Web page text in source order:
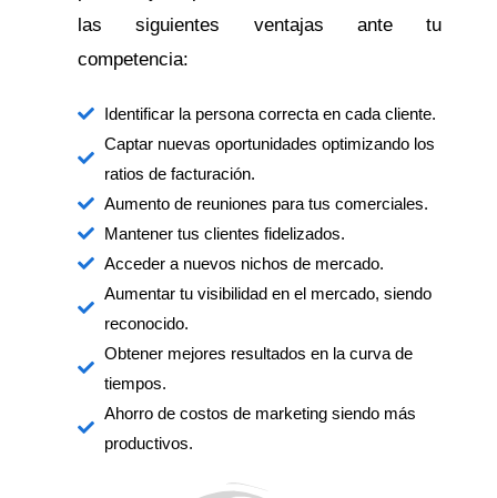
las siguientes ventajas ante tu
competencia:
Identificar la persona correcta en cada cliente.
Captar nuevas oportunidades optimizando los
ratios de facturación.
Aumento de reuniones para tus comerciales.
Mantener tus clientes fidelizados.
Acceder a nuevos nichos de mercado.
Aumentar tu visibilidad en el mercado, siendo
reconocido.
Obtener mejores resultados en la curva de
tiempos.
Ahorro de costos de marketing siendo más
productivos.